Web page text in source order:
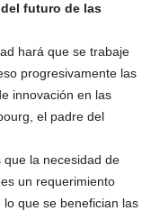
futuro de las
hará que se trabaje
progresivamente las
innovación en las
el padre del
la necesidad de
un requerimiento
que se benefician las